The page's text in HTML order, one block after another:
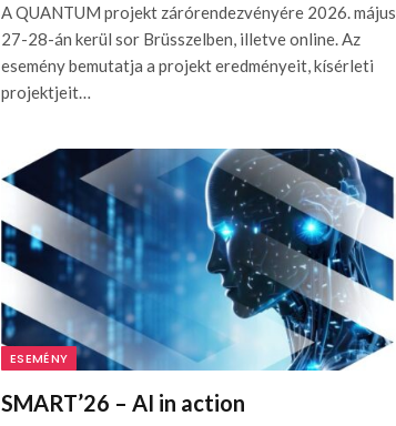
A QUANTUM projekt zárórendezvényére 2026. május
27-28-án kerül sor Brüsszelben, illetve online. Az
esemény bemutatja a projekt eredményeit, kísérleti
projektjeit…
ESEMÉNY
SMART’26 – AI in action